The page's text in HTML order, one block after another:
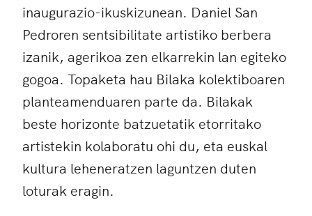
inaugurazio-ikuskizunean. Daniel San
Pedroren sentsibilitate artistiko berbera
izanik, agerikoa zen elkarrekin lan egiteko
gogoa. Topaketa hau Bilaka kolektiboaren
planteamenduaren parte da. Bilakak
beste horizonte batzuetatik etorritako
artistekin kolaboratu ohi du, eta euskal
kultura leheneratzen laguntzen duten
loturak eragin.